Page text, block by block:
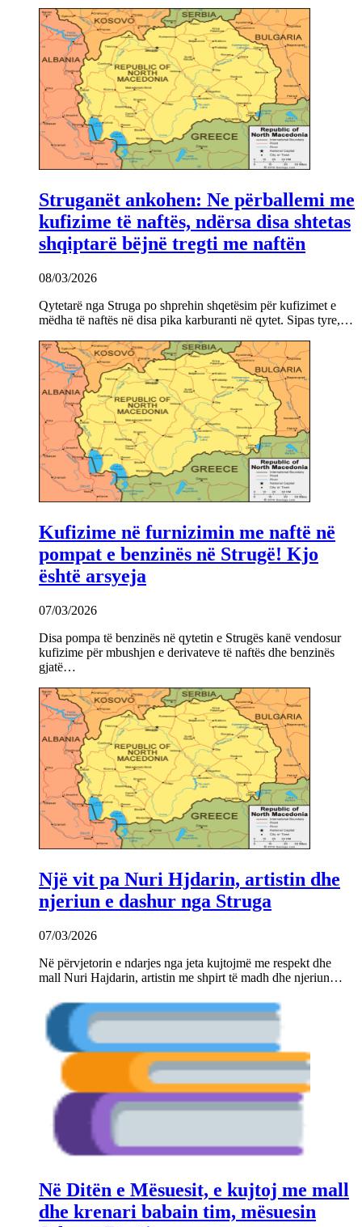
Struganët ankohen: Ne përballemi me
kufizime të naftës, ndërsa disa shtetas
shqiptarë bëjnë tregti me naftën
08/03/2026
Qytetarë nga Struga po shprehin shqetësim për kufizimet e
mëdha të naftës në disa pika karburanti në qytet. Sipas tyre,…
Kufizime në furnizimin me naftë në
pompat e benzinës në Strugë! Kjo
është arsyeja
07/03/2026
Disa pompa të benzinës në qytetin e Strugës kanë vendosur
kufizime për mbushjen e derivateve të naftës dhe benzinës
gjatë…
Një vit pa Nuri Hjdarin, artistin dhe
njeriun e dashur nga Struga
07/03/2026
Në përvjetorin e ndarjes nga jeta kujtojmë me respekt dhe
mall Nuri Hajdarin, artistin me shpirt të madh dhe njeriun…
Në Ditën e Mësuesit, e kujtoj me mall
dhe krenari babain tim, mësuesin